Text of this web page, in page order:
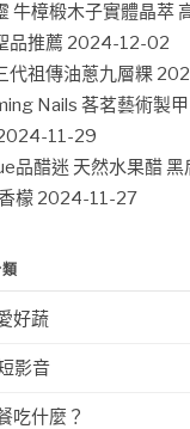
牛樟椴木子實體晶萃
品推薦 2024-12-02
代祖傳油蔥九層粿
Nails 茖茗藝術製
11-29
品醋迷 天然水果醋
檬 2024-11-27
好蔬
影音
吃什麼？